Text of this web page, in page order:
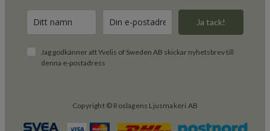
Ja tack!
Jag godkänner att Yvelis of Sweden AB skickar nyhetsbrev till
denna e-postadress
Copyright © Roslagens Ljusmakeri AB